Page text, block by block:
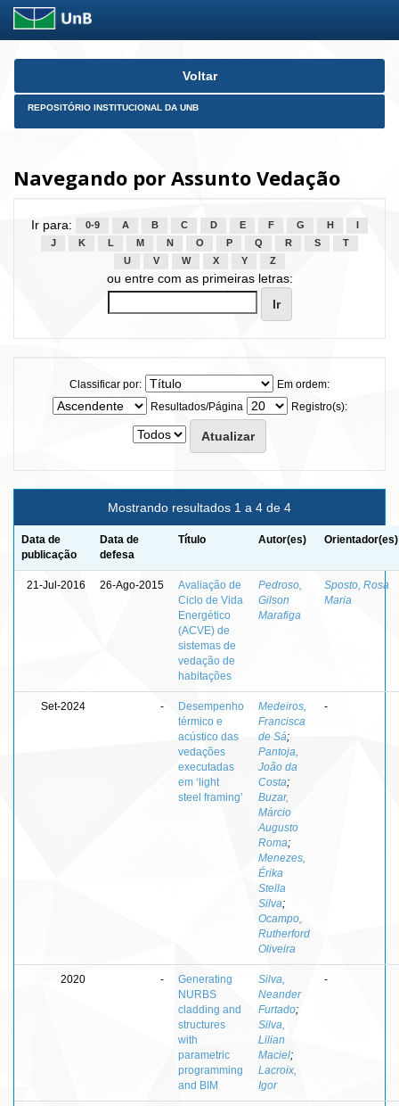
Skip
Voltar
REPOSITÓRIO INSTITUCIONAL DA UNB
Navegando por Assunto Vedação
Ir para: 0-9 A B C D E F G H
J
K L M N O P Q R S
T
U
V W X Y Z
ou entre com as primeiras letras:
Classificar por:
Em ordem:
Resultados/Página
Registro(s):
Mostrando resultados 1 a 4 de 4
Data de
publicação
Data de
defesa
Título Autor(es) Orientador(es)
21-Jul-2016 26-Ago-2015
Avaliação de
Ciclo de Vida
Energético
(ACVE) de
sistemas de
vedação de
habitações
Pedroso,
Gilson
Marafiga
Sposto, Rosa
Maria
Set-2024 -
Desempenho
térmico e
acústico das
vedações
executadas
em ‘light
steel framing’
Medeiros,
Francisca
de Sá;
Pantoja,
João da
Costa;
Buzar,
Márcio
Augusto
Roma;
Menezes,
Érika
Stella
Silva;
Ocampo,
Rutherford
Oliveira
-
2020 -
Generating
NURBS
cladding and
structures
with
parametric
programming
and BIM
Silva,
Neander
Furtado;
Silva,
Lilian
Maciel;
Lacroix,
Igor
-